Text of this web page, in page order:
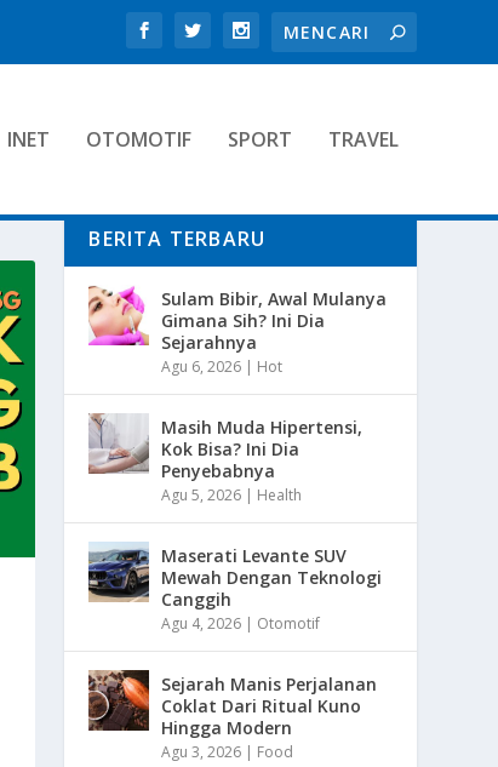
INET OTOMOTIF SPORT TRAVEL
BERITA TERBARU
Sulam Bibir, Awal Mulanya
Gimana Sih? Ini Dia
Sejarahnya
Agu 6, 2026 | Hot
Masih Muda Hipertensi,
Kok Bisa? Ini Dia
Penyebabnya
Agu 5, 2026 | Health
Maserati Levante SUV
Mewah Dengan Teknologi
Canggih
Agu 4, 2026 | Otomotif
Sejarah Manis Perjalanan
Coklat Dari Ritual Kuno
Hingga Modern
Agu 3, 2026 | Food